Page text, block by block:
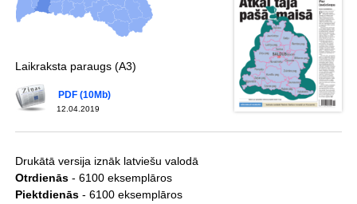
Laikraksta paraugs (A3)
12.04.2019
PDF (10Mb)
Drukātā versija iznāk latviešu valodā
Otrdienās- 6100 eksemplāros
Piektdienās- 6100 eksemplāros